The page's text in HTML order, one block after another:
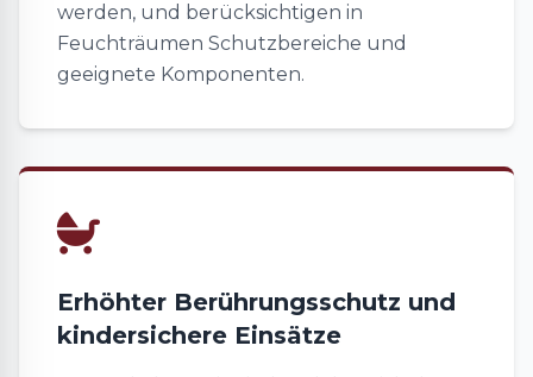
werden, und berücksichtigen in
Feuchträumen Schutzbereiche und
geeignete Komponenten.
Erhöhter Berührungsschutz und
kindersichere Einsätze